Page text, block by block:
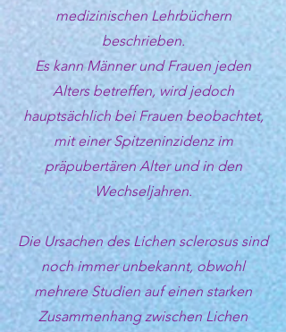
medizinischen Lehrbüchern
beschrieben.
Es kann Männer und Frauen jeden
Alters betreffen, wird jedoch
hauptsächlich bei Frauen beobachtet,
mit einer Spitzeninzidenz im
präpubertären Alter und in den
Wechseljahren.
Die Ursachen des Lichen sclerosus sind
noch immer unbekannt, obwohl
mehrere Studien auf einen starken
Zusammenhang zwischen Lichen